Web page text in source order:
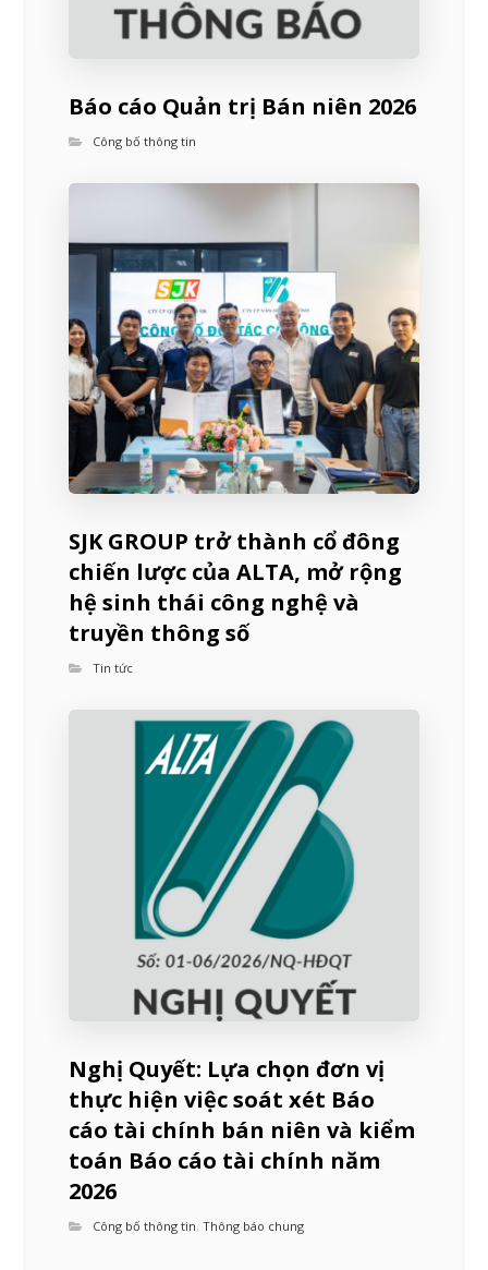
Báo cáo Quản trị Bán niên 2026
Công bố thông tin
SJK GROUP trở thành cổ đông
chiến lược của ALTA, mở rộng
hệ sinh thái công nghệ và
truyền thông số
Tin tức
Nghị Quyết: Lựa chọn đơn vị
thực hiện việc soát xét Báo
cáo tài chính bán niên và kiểm
toán Báo cáo tài chính năm
2026
Công bố thông tin,Thông báo chung